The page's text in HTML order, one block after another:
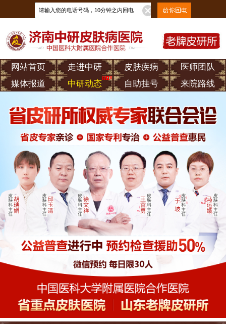
网站首页 走进中研 皮肤疾病
医师团队
媒体报道
中研动态 自助挂号 来院路线